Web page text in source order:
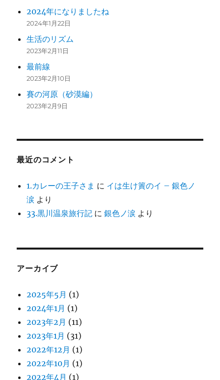
2024年になりましたね
2024年1月22日
生活のリズム
2023年2月11日
最前線
2023年2月10日
賽の河原（砂漠編）
2023年2月9日
最近のコメント
1.カレーの王子さま に イは生け簀のイ – 銀色ノ
涙 より
33.黒川温泉旅行記 に銀色ノ涙 より
アーカイブ
2025年5月 (1)
2024年1月 (1)
2023年2月 (11)
2023年1月 (31)
2022年12月 (1)
2022年10月 (1)
2022年4月 (1)